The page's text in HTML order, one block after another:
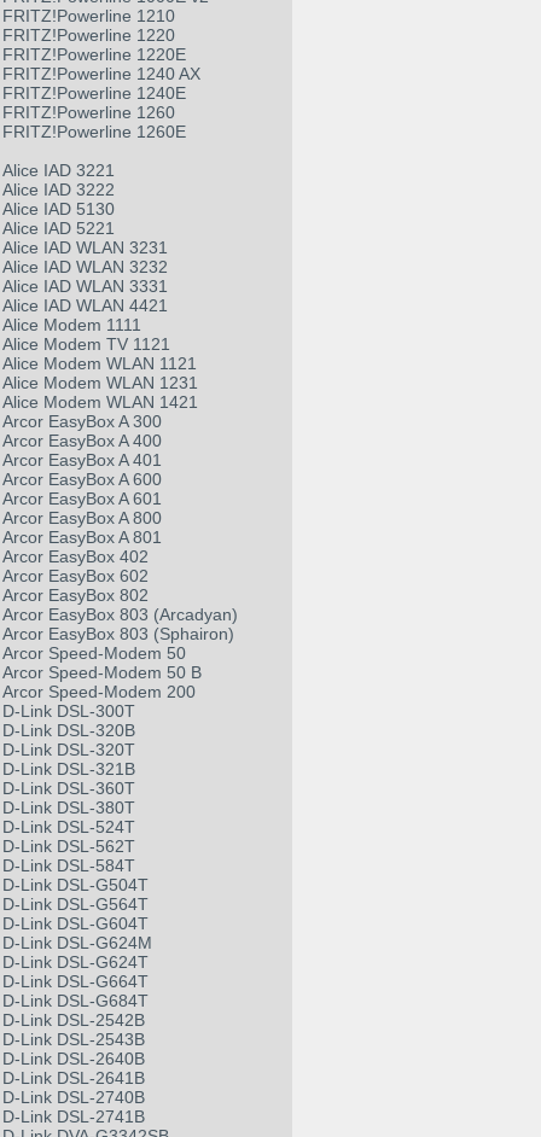
FRITZ!Powerline 1210
FRITZ!Powerline 1220
FRITZ!Powerline 1220E
FRITZ!Powerline 1240 AX
FRITZ!Powerline 1240E
FRITZ!Powerline 1260
FRITZ!Powerline 1260E
Alice IAD 3221
Alice IAD 3222
Alice IAD 5130
Alice IAD 5221
Alice IAD WLAN 3231
Alice IAD WLAN 3232
Alice IAD WLAN 3331
Alice IAD WLAN 4421
Alice Modem 1111
Alice Modem TV 1121
Alice Modem WLAN 1121
Alice Modem WLAN 1231
Alice Modem WLAN 1421
Arcor EasyBox A 300
Arcor EasyBox A 400
Arcor EasyBox A 401
Arcor EasyBox A 600
Arcor EasyBox A 601
Arcor EasyBox A 800
Arcor EasyBox A 801
Arcor EasyBox 402
Arcor EasyBox 602
Arcor EasyBox 802
Arcor EasyBox 803 (Arcadyan)
Arcor EasyBox 803 (Sphairon)
Arcor Speed-Modem 50
Arcor Speed-Modem 50 B
Arcor Speed-Modem 200
D-Link DSL-300T
D-Link DSL-320B
D-Link DSL-320T
D-Link DSL-321B
D-Link DSL-360T
D-Link DSL-380T
D-Link DSL-524T
D-Link DSL-562T
D-Link DSL-584T
D-Link DSL-G504T
D-Link DSL-G564T
D-Link DSL-G604T
D-Link DSL-G624M
D-Link DSL-G624T
D-Link DSL-G664T
D-Link DSL-G684T
D-Link DSL-2542B
D-Link DSL-2543B
D-Link DSL-2640B
D-Link DSL-2641B
D-Link DSL-2740B
D-Link DSL-2741B